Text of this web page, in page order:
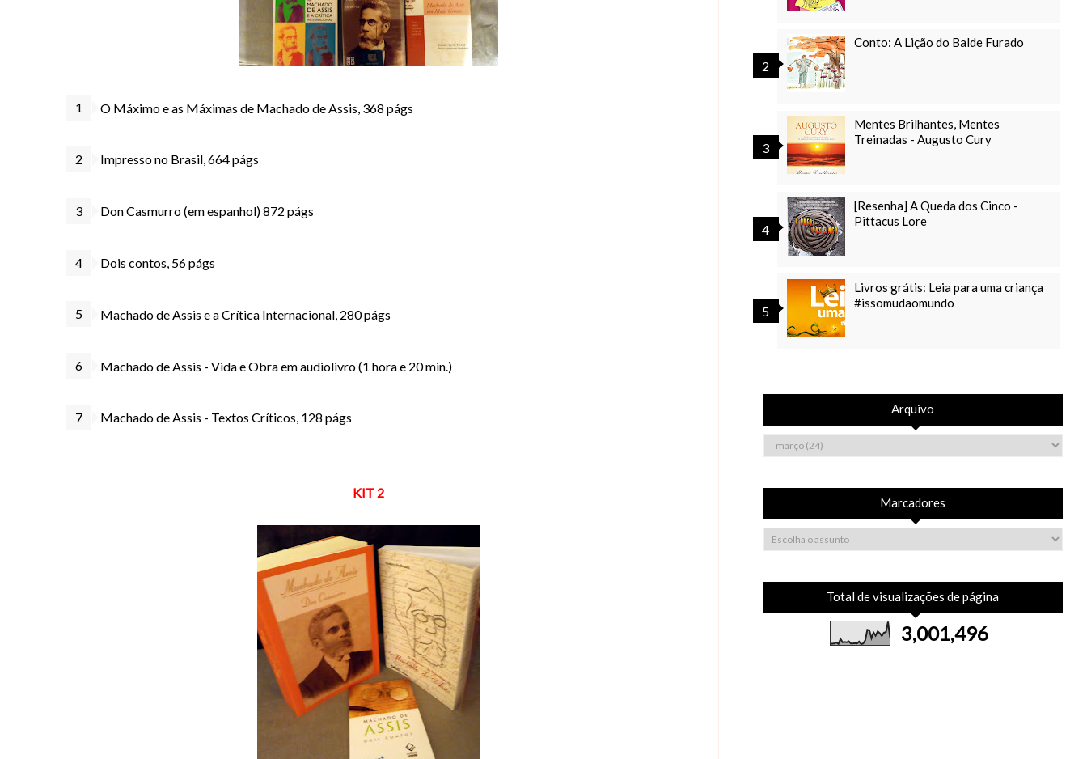
O Máximo e as Máximas de Machado de Assis, 368 págs
Impresso no Brasil, 664 págs
Don Casmurro (em espanhol) 872 págs
Dois contos, 56 págs
Machado de Assis e a Crítica Internacional, 280 págs
Machado de Assis - Vida e Obra em audiolivro (1 hora e 20 min.)
Machado de Assis - Textos Críticos, 128 págs
KIT 2
Conto: A Lição do Balde Furado
Mentes Brilhantes, Mentes
Treinadas - Augusto Cury
[Resenha] A Queda dos Cinco -
Pittacus Lore
Livros grátis: Leia para uma criança
#issomudaomundo
Arquivo
Marcadores
Total de visualizações de página
3,001,496